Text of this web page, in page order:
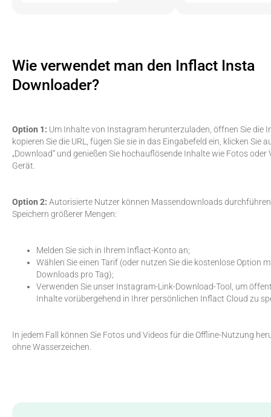
Wie verwendet man den Inflact Insta
Downloader?
Option 1: Um Inhalte von Instagram herunterzuladen, öffnen Sie die
kopieren Sie die URL, fügen Sie sie in das Eingabefeld ein, klicken Sie
„Download“ und genießen Sie hochauflösende Inhalte wie Fotos oder
Gerät.
Option 2: Autorisierte Nutzer können Massendownloads
Speichern größerer Mengen:
Melden Sie sich in Ihrem Inflact-Konto an;
Wählen Sie einen Tarif (oder nutzen Sie die kostenlose Option
Downloads pro Tag);
Verwenden Sie unser Instagram-Link-Download-Tool, um
Inhalte vorübergehend in Ihrer persönlichen Inflact Cloud zu
In jedem Fall können Sie Fotos und Videos für die Offline-Nutzung
ohne Wasserzeichen.